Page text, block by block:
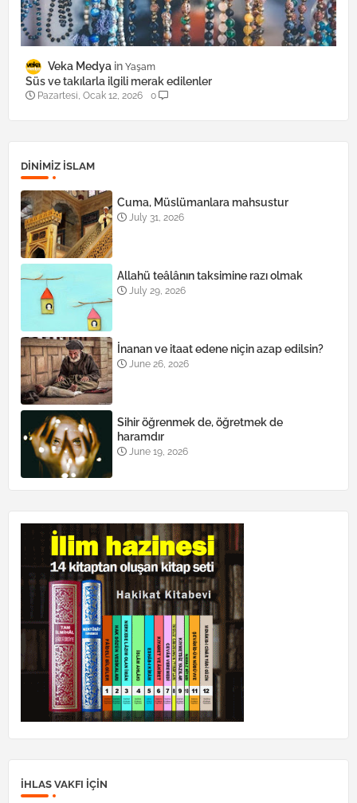
Veka Medya Yaşam
Süs ve takılarla ilgili merak edilenler
Pazartesi, Ocak 12, 2026 0
DINIMIZ ISLAM
Cuma, Müslümanlara mahsustur
July 31, 2026
Allahü teâlânın taksimine razı olmak
July 29, 2026
İnanan ve itaat edene niçin azap edilsin?
June 26, 2026
Sihir öğrenmek de, öğretmek de
haramdır
June 19, 2026
İHLAS VAKFI IÇIN